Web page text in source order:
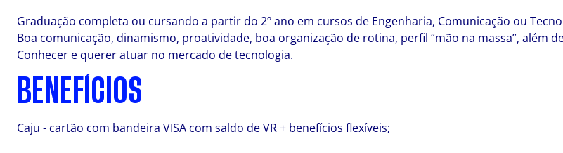
Graduação completa ou cursando a partir do 2º ano em cursos de Engenharia, Comunicação ou
Boa comunicação, dinamismo, proatividade, boa organização de rotina, perfil “mão na massa”, além
Conhecer e querer atuar no mercado de tecnologia.
BENEFÍCIOS
Caju - cartão com bandeira VISA com saldo de VR + benefícios flexíveis;